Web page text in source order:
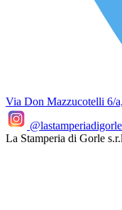
Via Don Mazzucotelli 6/a,
La Stamperia di Gorle